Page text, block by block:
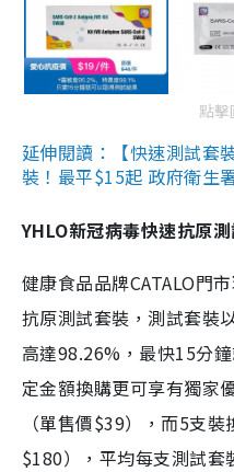
點
延伸閱讀：【快速測試套
裝！最平$15起 政府衛生
YHLO新冠病毒快速抗原
健康食品品牌CATALO門
抗原測試套裝，測試套裝
高達98.26%，最快15分
定金額換購更可享有獨家
（單售價$39），而5支
$180），平均每支測試